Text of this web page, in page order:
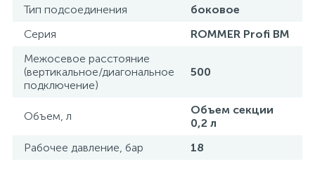
Тип подсоединения
боковое
Серия
ROMMER Profi BM
Межосевое расстояние
(вертикальное/диагональное
подключение)
500
Объем, л
Объем секции
0,2 л
Рабочее давление, бар
18